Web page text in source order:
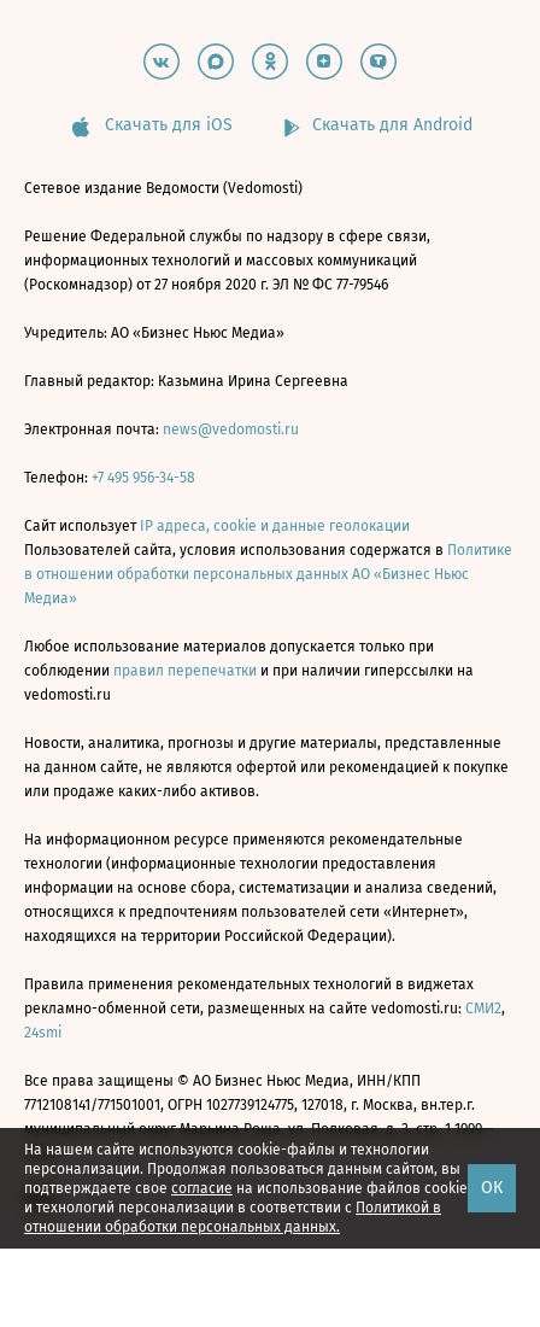
На нашем сайте используются cookie-файлы и технологии
персонализации. Продолжая пользоваться данным сайтом, вы
подтверждаете свое согласие на использование файлов cookie
и технологий персонализации в соответствии с Политикой в
отношении обработки персональных данных.
ОК
Скачать для iOS Скачать для Android
Сетевое издание Ведомости (Vedomosti)
Решение Федеральной службы по надзору в сфере связи,
информационных технологий и массовых коммуникаций
(Роскомнадзор) от 27 ноября 2020 г. ЭЛ № ФС 77-79546
Учредитель: АО «Бизнес Ньюс Медиа»
Главный редактор: Казьмина Ирина Сергеевна
Электронная почта: news@vedomosti.ru
Телефон: +7 495 956-34-58
Сайт использует IP адреса, cookie и данные геолокации
Пользователей сайта, условия использования содержатся в Политике
в отношении обработки персональных данных АО «Бизнес Ньюс
Медиа»
Любое использование материалов допускается только при
соблюдении правил перепечатки и при наличии гиперссылки на
vedomosti.ru
Новости, аналитика, прогнозы и другие материалы, представленные
на данном сайте, не являются офертой или рекомендацией к покупке
или продаже каких-либо активов.
На информационном ресурсе применяются рекомендательные
технологии (информационные технологии предоставления
информации на основе сбора, систематизации и анализа сведений,
относящихся к предпочтениям пользователей сети «Интернет»,
находящихся на территории Российской Федерации).
Правила применения рекомендательных технологий в виджетах
рекламно-обменной сети, размещенных на сайте vedomosti.ru: СМИ2,
24smi
Все права защищены © АО Бизнес Ньюс Медиа, ИНН/КПП
7712108141/771501001, ОГРН 1027739124775, 127018, г. Москва, вн.тер.г.
муниципальный округ Марьина Роща, ул. Полковая, д. 3, стр. 1 1999—
2026